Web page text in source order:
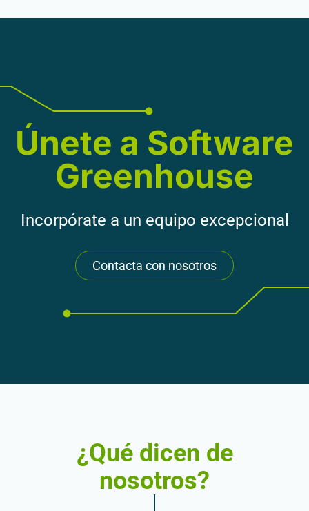
Únete a Software
Greenhouse
Incorpórate a un equipo excepcional
Contacta con nosotros
¿Qué dicen de
nosotros?